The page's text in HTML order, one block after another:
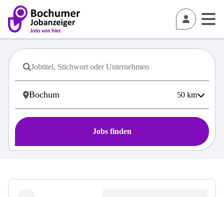
50 km
Jobs finden